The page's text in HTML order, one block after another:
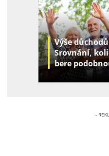
Výše
Srovnání,
bere